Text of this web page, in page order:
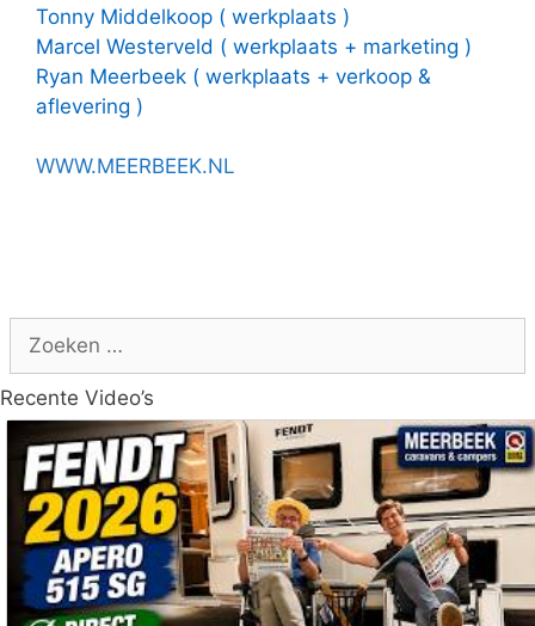
Tonny Middelkoop ( werkplaats )
Marcel Westerveld ( werkplaats + marketing )
Ryan Meerbeek ( werkplaats + verkoop &
aflevering )
WWW.MEERBEEK.NL
Zoek
Recente Video’s